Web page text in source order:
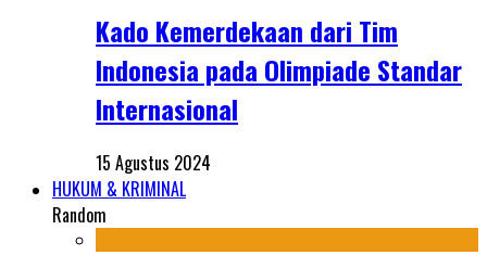
Kado Kemerdekaan dari Tim
Indonesia pada Olimpiade Standar
Internasional
15 Agustus 2024
HUKUM & KRIMINAL
Random